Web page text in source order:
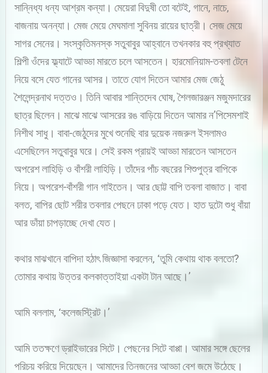
সান্নিধ্য ধন্য আশ্রম কন্যা। মেয়েরা বিদুষী তো বটেই, গানে, নাচে,
বাজনায় অনন্যা। মেজ মেয়ে মেঘমালা সুবিনয় রায়ের ছাত্রী। সেজ মেয়ে
সাগর সেনের। সংস্কৃতিমনস্ক সতুবাবুর আহ্বানে তখনকার বহু প্রখ্যাত
শিল্পী ওঁদের ফ্ল্যাটে আড্ডা মারতে চলে আসতেন। হারমোনিয়াম-তবলা টেনে
নিয়ে বসে যেত গানের আসর। তাতে যোগ দিতেন আমার মেজ জেঠু
শৈলেন্দ্রনাথ দত্তও। তিনি আবার শান্তিদেব ঘোষ, শৈলজারঞ্জন মজুমদারের
ছাত্র ছিলেন। মাঝে মাঝে আসরের রঙ বাড়িয়ে দিতেন আমার ন’পিসেমশাই
নিশীথ সাধু। বাবা-জেঠুদের মুখে শুনেছি বার দুয়েক নজরুল ইসলামও
এসেছিলেন সতুবাবুর ঘরে। সেই রকম প্রায়ই আড্ডা মারতেন আসতেন
অপরেশ লাহিড়ি ও বাঁশরী লাহিড়ি। তাঁদের পাঁচ বছরের শিশুপুত্র বাপিকে
নিয়ে। অপরেশ-বাঁশরী গান গাইতেন। আর ছোট্ট বাপি তবলা বাজাত। বাবা
বলত, বাপির ছোট শরীর তবলার পেছনে ঢাকা পড়ে যেত। হাত দুটো শুধু বাঁয়া
আর ডাঁয়া চাপড়াচ্ছে দেখা যেত।
কথার মাঝখানে বাপিদা হঠাৎ জিজ্ঞাসা করলেন, ‘তুমি কেথায় থাক বলতো?
তোমার কথায় উত্তর কলকাত্তাইয়া একটা টান আছে।’
আমি বললাম, ‘কলেজস্ট্রিট।’
আমি ততক্ষণে ড্রাইভারের সিটে। পেছনের সিটে বাপ্পা। আমার সঙ্গে ছেলের
পরিচয় করিয়ে দিয়েছেন। আমাদের তিনজনের আড্ডা বেশ জমে উঠেছে।